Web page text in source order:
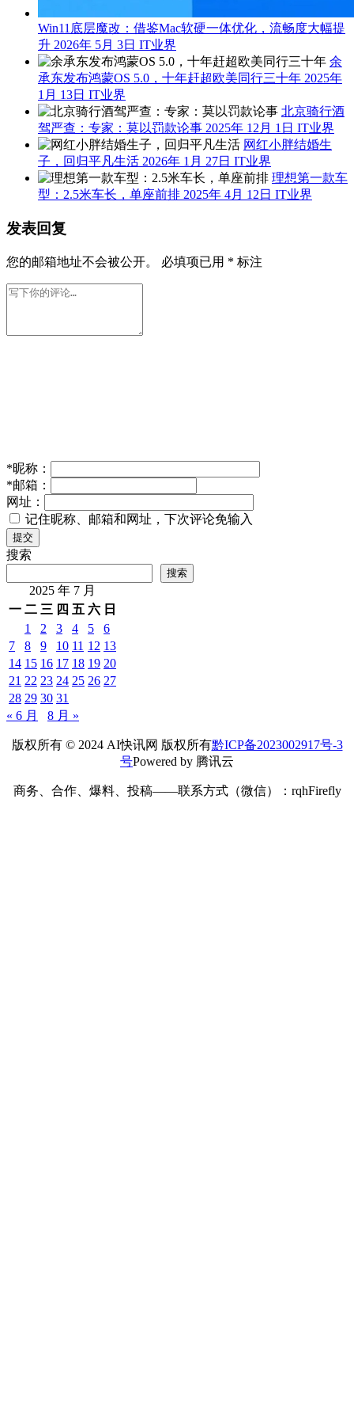
Win11底层魔改：借鉴Mac软硬一体优化，流畅度大幅提
升 2026年 5月 3日 IT业界
余
承东发布鸿蒙OS 5.0，十年赶超欧美同行三十年 2025年
1月 13日 IT业界
北京骑行酒
驾严查：专家：莫以罚款论事 2025年 12月 1日 IT业界
网红小胖结婚生
子，回归平凡生活 2026年 1月 27日 IT业界
理想第一款车
型：2.5米车长，单座前排 2025年 4月 12日 IT业界
发表回复
您的邮箱地址不会被公开。 必填项已用 * 标注
*昵称：
*邮箱：
网址：
记住昵称、邮箱和网址，下次评论免输入
提交
搜索
搜索
2025 年 7 月
一 二 三 四 五 六 日
1
2 3 4 5
6
7
8 9 10 11 12 13
14 15 16 17 18 19 20
21 22 23 24 25 26 27
28 29 30 31
« 6 月
8 月 »
版权所有 © 2024 AI快讯网 版权所有黔ICP备2023002917号-3
号Powered by 腾讯云
商务、合作、爆料、投稿——联系方式（微信）：rqhFirefly